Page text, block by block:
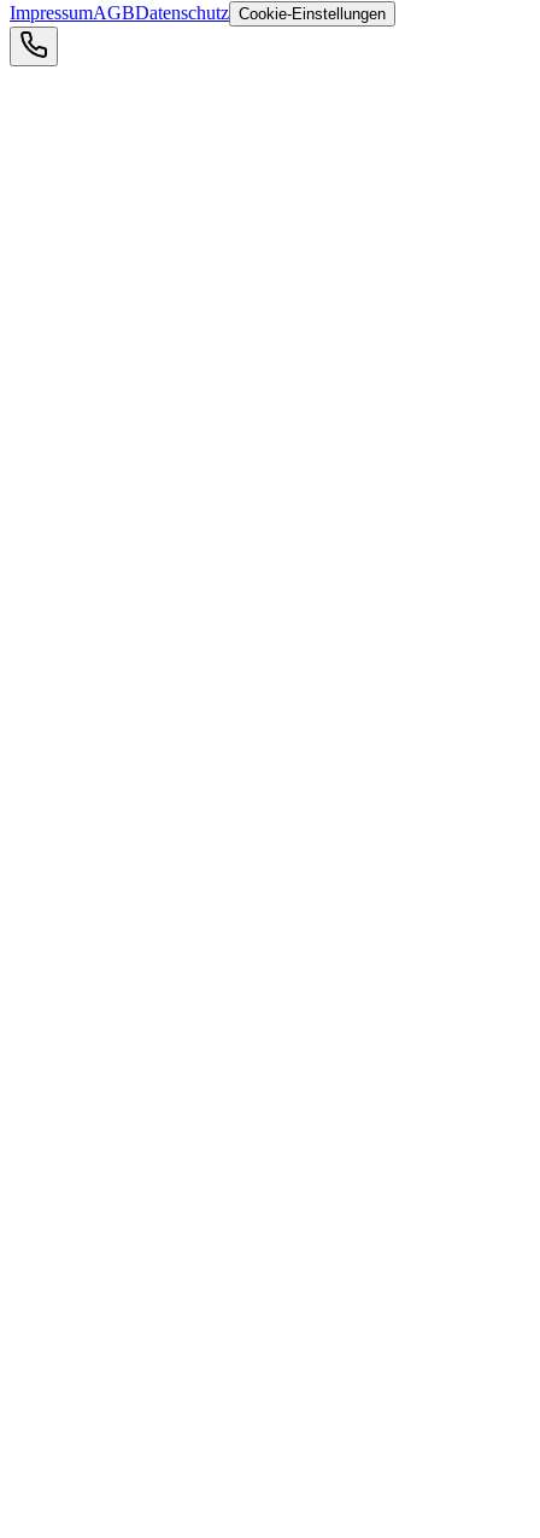
ImpressumAGBDatenschutz Cookie-Einstellungen